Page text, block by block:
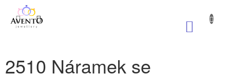
obsah
2510 Náramek se